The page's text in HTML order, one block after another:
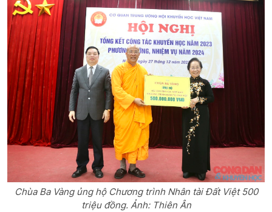
Chùa Ba Vàng ủng hộ Chương trình Nhân tài Đất Việt 500
triệu đồng. Ảnh: Thiên Ân